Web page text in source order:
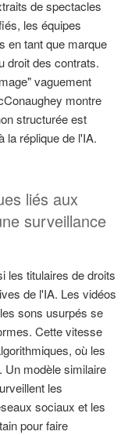
de spectacles
les équipes
en tant que marque
droit des contrats.
vaguement
montre
structurée est
la réplique de l'IA.
liés aux
surveillance
les titulaires de droits
de l'IA. Les vidéos
sons usurpés se
Cette vitesse
où les
Un modèle similaire
les
sociaux et les
pour faire